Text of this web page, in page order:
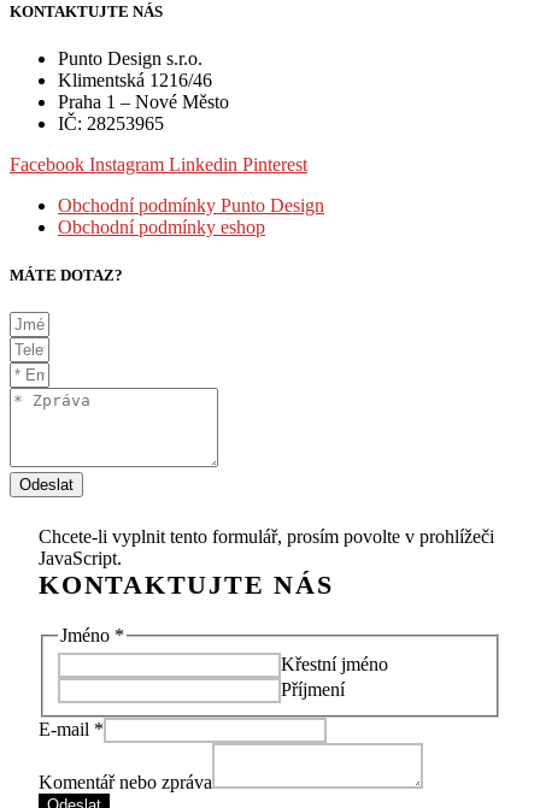
KONTAKTUJTE NÁS
Punto Design s.r.o.
Klimentská 1216/46
Praha 1 – Nové Město
IČ: 28253965
Facebook Instagram Linkedin Pinterest
Obchodní podmínky Punto Design
Obchodní podmínky eshop
MÁTE DOTAZ?
Odeslat
Chcete-li vyplnit tento formulář, prosím povolte v prohlížeči
JavaScript.
Jméno *
Křestní jméno
Příjmení
Jméno
Komentář
E-mail *
Komentář nebo zpráva